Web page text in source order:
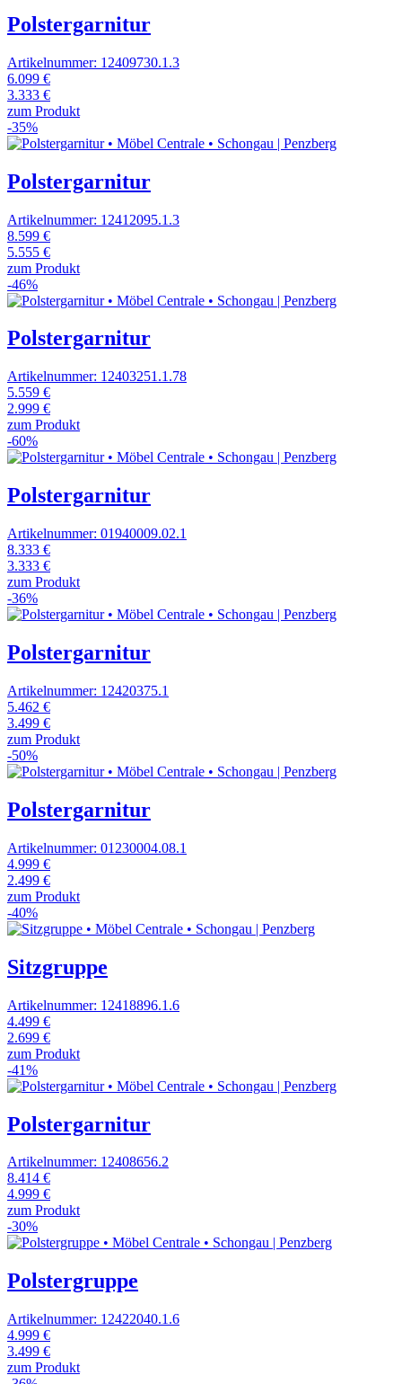
Polstergarnitur
Artikelnummer: 12409730.1.3
6.099 €
3.333 €
zum Produkt
-35%
Polstergarnitur
Artikelnummer: 12412095.1.3
8.599 €
5.555 €
zum Produkt
-46%
Polstergarnitur
Artikelnummer: 12403251.1.78
5.559 €
2.999 €
zum Produkt
-60%
Polstergarnitur
Artikelnummer: 01940009.02.1
8.333 €
3.333 €
zum Produkt
-36%
Polstergarnitur
Artikelnummer: 12420375.1
5.462 €
3.499 €
zum Produkt
-50%
Polstergarnitur
Artikelnummer: 01230004.08.1
4.999 €
2.499 €
zum Produkt
-40%
Sitzgruppe
Artikelnummer: 12418896.1.6
4.499 €
2.699 €
zum Produkt
-41%
Polstergarnitur
Artikelnummer: 12408656.2
8.414 €
4.999 €
zum Produkt
-30%
Polstergruppe
Artikelnummer: 12422040.1.6
4.999 €
3.499 €
zum Produkt